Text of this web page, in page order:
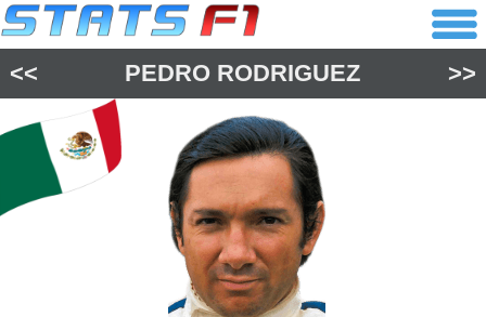
<< PEDRO RODRIGUEZ >>